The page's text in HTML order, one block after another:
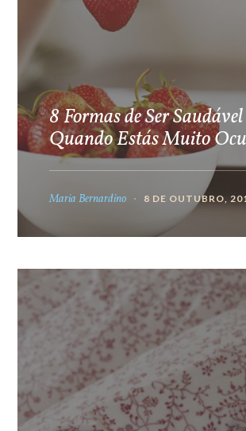
8 Formas de Ser Saudável
Quando Estás Muito
Maria Bernardino 8 DE OUTUBRO,